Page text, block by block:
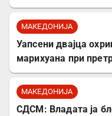
МАКЕДОНИЈА
Уапсени двајца
марихуана при
МАКЕДОНИЈА
СДСМ: Владата ја